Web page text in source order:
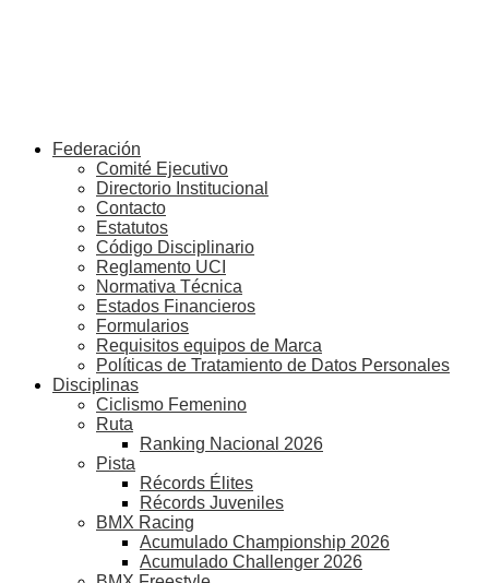
Federación
Comité Ejecutivo
Directorio Institucional
Contacto
Estatutos
Código Disciplinario
Reglamento UCI
Normativa Técnica
Estados Financieros
Formularios
Requisitos equipos de Marca
Políticas de Tratamiento de Datos Personales
Disciplinas
Ciclismo Femenino
Ruta
Ranking Nacional 2026
Pista
Récords Élites
Récords Juveniles
BMX Racing
Acumulado Championship 2026
Acumulado Challenger 2026